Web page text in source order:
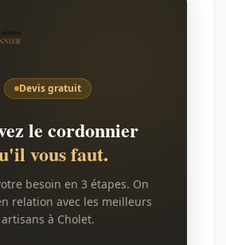
Devis gratuit
le cordonnier
vous faut.
besoin en 3 étapes. On
relation avec les meilleurs
artisans à Cholet.